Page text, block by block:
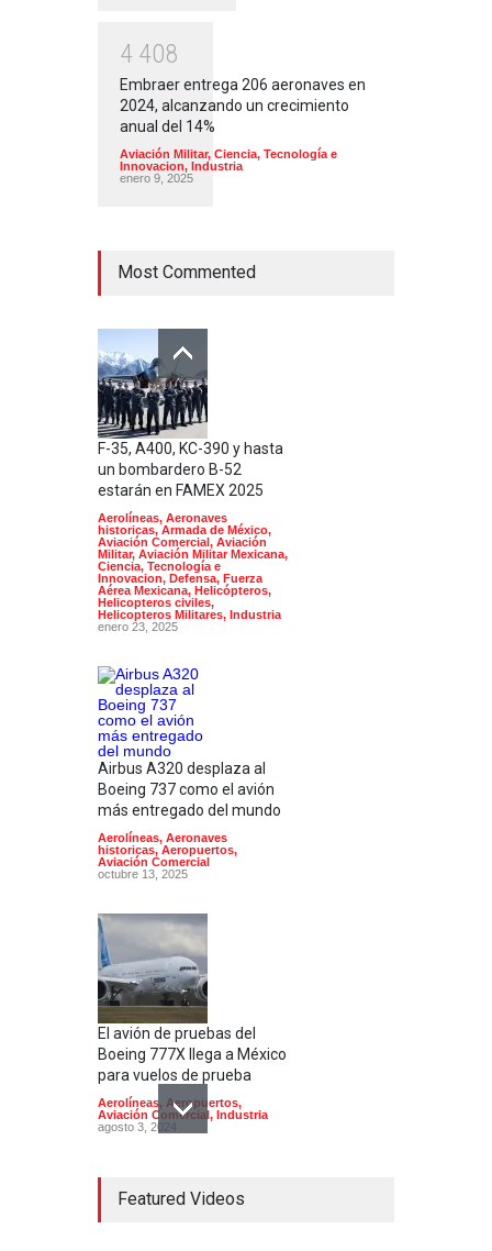
4 408
Embraer entrega 206 aeronaves en
2024, alcanzando un crecimiento
anual del 14%
Aviación Militar, Ciencia, Tecnología e
Innovacion, Industria
enero 9, 2025
Most Commented
F-35, A400, KC-390 y hasta
un bombardero B-52
estarán en FAMEX 2025
Aerolíneas, Aeronaves
historicas, Armada de México,
Aviación Comercial, Aviación
Militar, Aviación Militar Mexicana,
Ciencia, Tecnología e
Innovacion, Defensa, Fuerza
Aérea Mexicana, Helicópteros,
Helicopteros civiles,
Helicopteros Militares, Industria
enero 23, 2025
Airbus A320 desplaza al
Boeing 737 como el avión
más entregado del mundo
Aerolíneas, Aeronaves
historicas, Aeropuertos,
Aviación Comercial
octubre 13, 2025
El avión de pruebas del
Boeing 777X llega a México
para vuelos de prueba
Aerolíneas, Aeropuertos,
Aviación Comercial, Industria
agosto 3, 2024
Featured Videos